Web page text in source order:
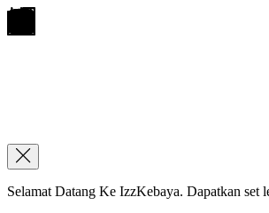
Selamat Datang Ke IzzKebaya. Dapatkan